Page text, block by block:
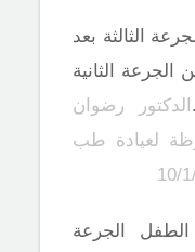
الثالثة بعد
الجرعة الثانية
الدكتور رضوان
لعيادة طب
الجرعة